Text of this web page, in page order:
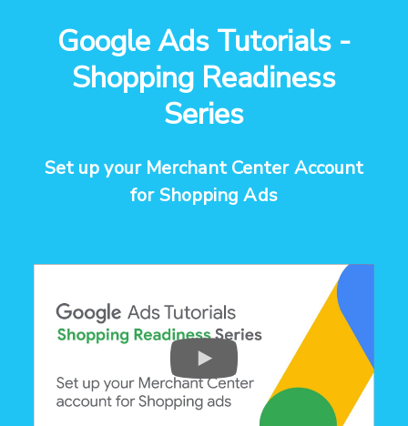
Google Ads Tutorials -
Shopping Readiness
Series
Set up your Merchant Center Account
for Shopping Ads